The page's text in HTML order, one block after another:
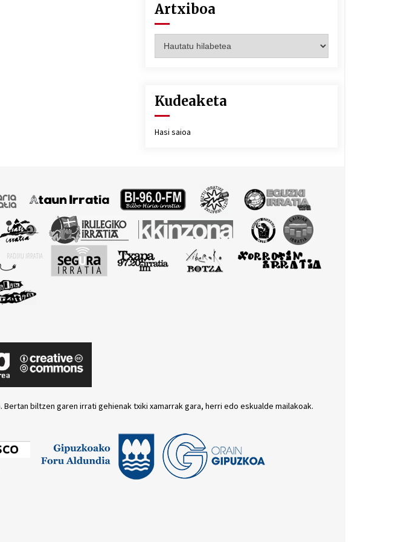
Artxiboa
Kudeaketa
Hasi saioa
biltzen garen irrati gehienak txiki xamarrak gara, herri edo eskualde mailakoak.